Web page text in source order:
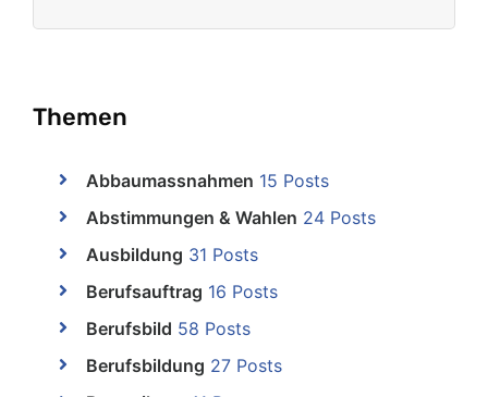
Themen
Abbaumassnahmen 15 Posts
Abstimmungen & Wahlen 24 Posts
Ausbildung 31 Posts
Berufsauftrag 16 Posts
Berufsbild 58 Posts
Berufsbildung 27 Posts